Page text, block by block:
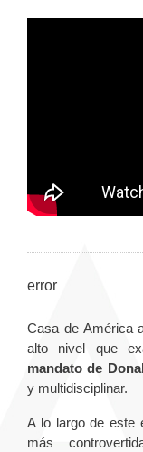
error
Casa de América
alto nivel que
mandato de
y multidisciplinar.
A lo largo de este
más